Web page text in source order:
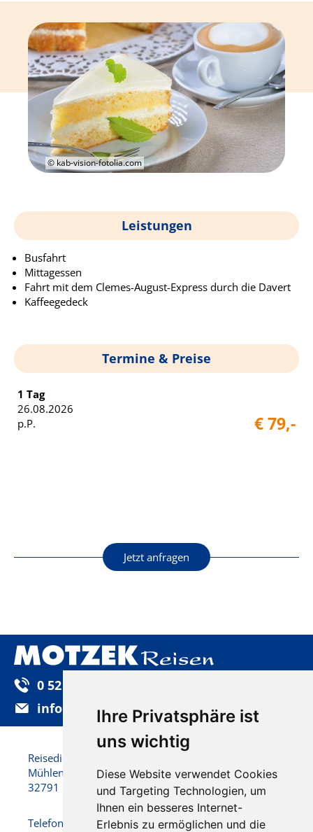
Ihre Privatsphäre ist
uns wichtig
Diese Website verwendet Cookies
und Targeting Technologien, um
Ihnen ein besseres Internet-
Erlebnis zu ermöglichen und die
© kab-vision-fotolia.com
Leistungen
Busfahrt
Mittagessen
Fahrt mit dem Clemes-August-Express durch die Davert
Kaffeegedeck
Termine & Preise
1 Tag
26.08.2026
p.P.
€ 79,-
Jetzt anfragen
0 52 32 / 92 25-0
info@motzek-reisen.de
Reisedienst Motzek GmbH & Co. KG
Mühlenstraße 22
32791 Lage
Telefon: 0 52 32 / 92 25 - 0